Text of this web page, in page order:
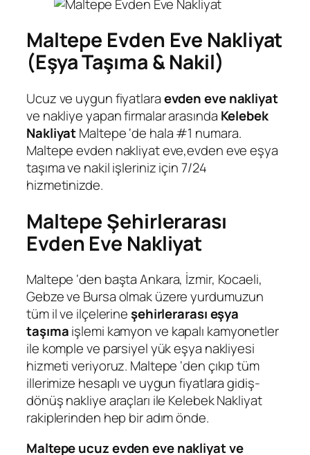
Maltepe Evden Eve Nakliyat
(Eşya Taşıma & Nakil)
Ucuz ve uygun fiyatlaraevden eve nakliyat
ve nakliye yapan firmalar arasında Kelebek
NakliyatMaltepe ‘de hala #1 numara.
Maltepe evden nakliyat eve,evden eve eşya
taşıma ve nakil işleriniz için 7/24
hizmetinizde.
Maltepe Şehirlerarası
Evden Eve Nakliyat
Maltepe ‘den başta Ankara, İzmir, Kocaeli,
Gebze ve Bursa olmak üzere yurdumuzun
tüm il ve ilçelerineşehirlerarası eşya
taşımaişlemi kamyon ve kapalı kamyonetler
ile komple ve parsiyel yük eşya nakliyesi
hizmeti veriyoruz. Maltepe ‘den çıkıp tüm
illerimize hesaplı ve uygun fiyatlara gidiş-
dönüş nakliye araçları ile Kelebek Nakliyat
rakiplerinden hep bir adım önde.
Maltepe ucuz evden eve nakliyat ve